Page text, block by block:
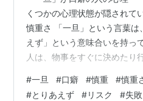
くつかの心理状態が隠されて
慎重さ 「一旦」という言葉
えず」という意味合いを持っ
人は、物事をすぐに決めたり
れる気持ちも強いでしょう。
#一旦 #口癖 #慎重 #慎重
#とりあえず #リスク #失敗